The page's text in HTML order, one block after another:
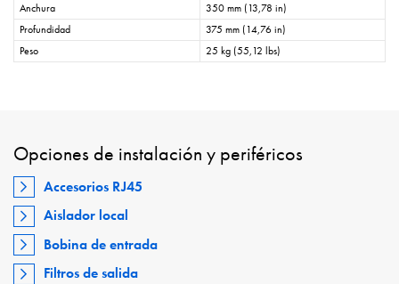
Anchura
350 mm (13,78 in)
Profundidad
375 mm (14,76 in)
Peso
25 kg (55,12 lbs)
Opciones de instalación y periféricos
Accesorios RJ45
Aislador local
Bobina de entrada
Filtros de salida